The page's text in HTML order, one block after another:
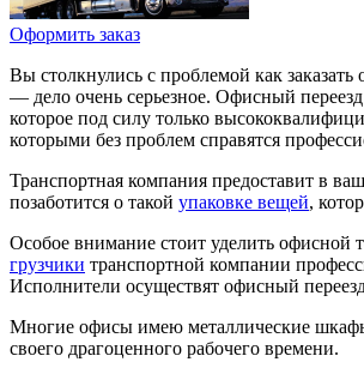
Оформить заказ
Вы столкнулись с проблемой как заказать
— дело очень серьезное. Офисный
которое под силу только
которыми без проблем справятся
Транспортная компания предоставит в
позаботится о такой упаковке вещей,
Особое внимание стоит уделить
грузчики транспортной компании
Исполнители осуществят офисный
Многие офисы имею металлические
своего драгоценного рабочего времени.